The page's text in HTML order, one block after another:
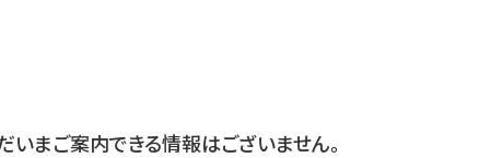
いまご案内できる情報はございません。